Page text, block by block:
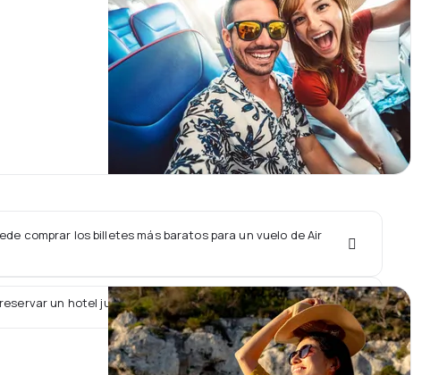
comprar los billetes más baratos para un vuelo de Air
un hotel junto con un vuelo de Air Botswana?